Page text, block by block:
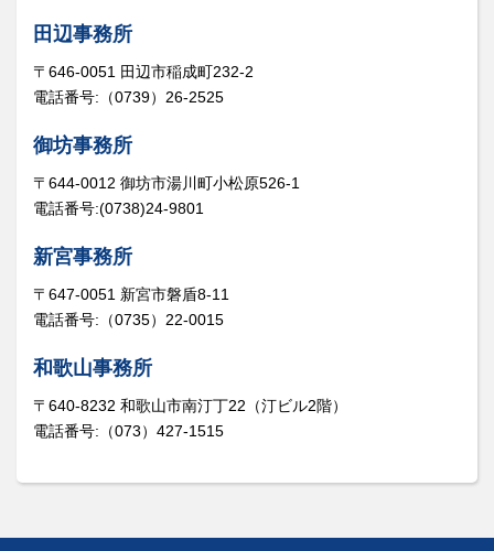
田辺事務所
〒646-0051 田辺市稲成町232-2
電話番号:（0739）26-2525
御坊事務所
〒644-0012 御坊市湯川町小松原526-1
電話番号:(0738)24-9801
新宮事務所
〒647-0051 新宮市磐盾8-11
電話番号:（0735）22-0015
和歌山事務所
〒640-8232 和歌山市南汀丁22（汀ビル2階）
電話番号:（073）427-1515